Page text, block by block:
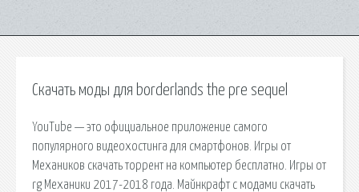
Скачать моды для borderlands the pre sequel
YouTube — это официальное приложение самого
популярного видеохостинга для смартфонов. Игры от
Механиков скачать торрент на компьютер бесплатно. Игры от
rg Механики 2017-2018 года. Майнкрафт с модами скачать